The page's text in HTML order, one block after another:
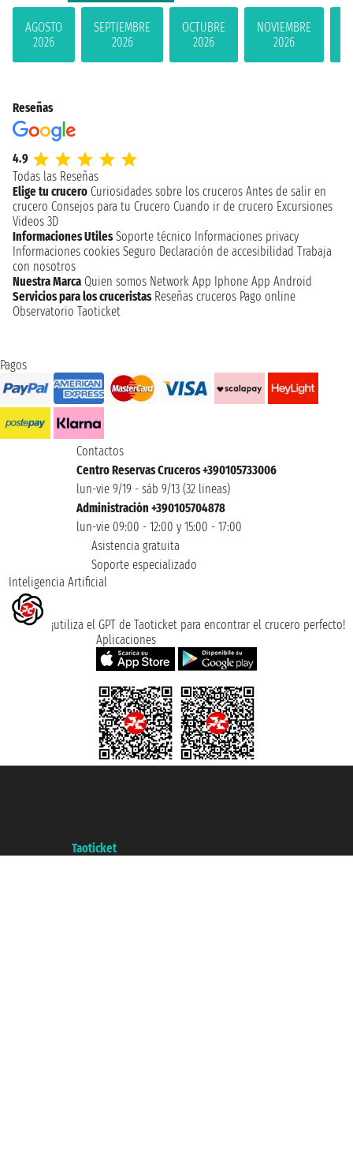
AGOSTO
2026
SEPTIEMBRE
2026
OCTUBRE
2026
NOVIEMBRE
2026
Reseñas
4.9
Todas las Reseñas
Elige tu crucero Curiosidades sobre los cruceros Antes de salir en
crucero Consejos para tu Crucero Cuando ir de crucero Excursiones
Videos 3D
Informaciones Utiles Soporte técnico Informaciones privacy
Informaciones cookies Seguro Declaración de accesibilidad Trabaja
con nosotros
Nuestra Marca Quien somos Network App Iphone App Android
Servicios para los cruceristas Reseñas cruceros Pago online
Observatorio Taoticket
Pagos
Contactos
Centro Reservas Cruceros +390105733006
lun-vie 9/19 - sáb 9/13 (32 lineas)
Administración +390105704878
lun-vie 09:00 - 12:00 y 15:00 - 17:00
Asistencia gratuita
Soporte especializado
Inteligencia Artificial
¡utiliza el GPT de Taoticket para encontrar el crucero perfecto!
Aplicaciones
Taoticket